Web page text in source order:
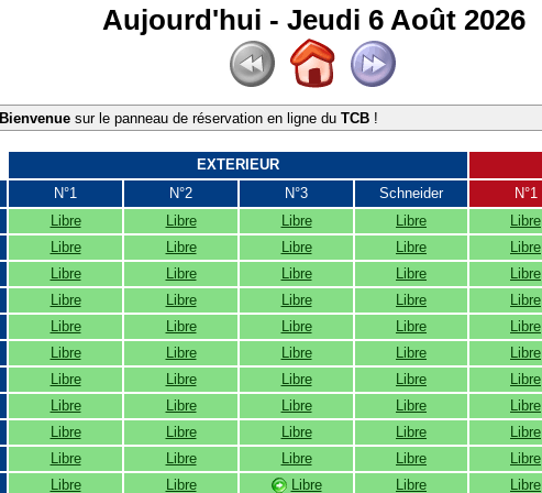
Aujourd'hui - Jeudi 6 Août 2026
Bienvenue sur le panneau de réservation en ligne du TCB !
EXTERIEUR
N°1
N°2 N°3 Schneider N°1
Libre Libre Libre Libre Libre
Libre Libre Libre Libre Libre
Libre Libre Libre Libre Libre
Libre Libre Libre Libre Libre
Libre Libre Libre Libre Libre
Libre Libre Libre Libre Libre
Libre Libre Libre Libre Libre
Libre Libre Libre Libre Libre
Libre Libre Libre Libre Libre
Libre Libre Libre Libre Libre
Libre Libre Libre Libre Libre